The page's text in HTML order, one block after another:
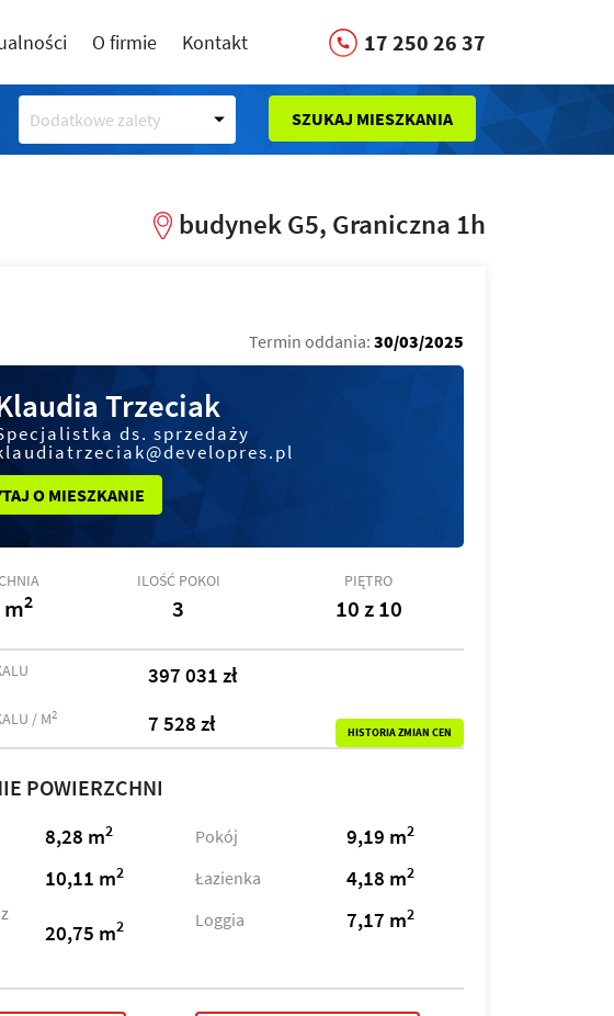
O firmie Kontakt 17 250 26 37
Dodatkowe zalety SZUKAJ MIESZKANIA
budynek G5, Graniczna 1h
Termin oddania: 30/03/2025
Trzeciak
ds. sprzedaży
O MIESZKANIE
m2
ILOŚĆ POKOI
3
PIĘTRO
10 z 10
397 031 zł
/ M2 7 528 zł HISTORIA ZMIAN CEN
POWIERZCHNI
8,28 m2 Pokój 9,19 m2
10,11 m2 Łazienka 4,18 m2
20,75 m2 Loggia 7,17 m2